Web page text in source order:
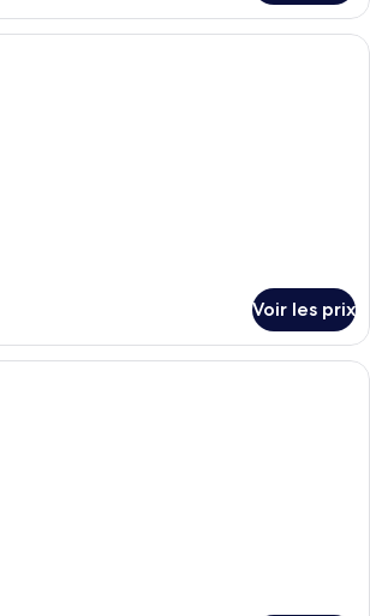
Une chambre d’hôtel avec une tête
Voir les prix
Une chambre d’hôtel avec un lit, un